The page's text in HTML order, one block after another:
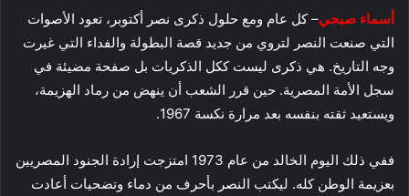
أسماء صبحي– كل عام ومع حلول ذكرى نصر أكتوبر، تعود الأصوات
التي صنعت النصر لتروي من جديد قصة البطولة والفداء التي غيرت
وجه التاريخ. هي ذكرى ليست ككل الذكريات بل صفحة مضيئة في
سجل الأمة المصرية. حين قرر الشعب أن ينهض من رماد الهزيمة،
ويستعيد ثقته بنفسه بعد مرارة نكسة 1967.
ففي ذلك اليوم الخالد من عام 1973 امتزجت إرادة الجنود المصريين
بعزيمة الوطن كله. ليكتب النصر بأحرف من دماء وتضحيات أعادت